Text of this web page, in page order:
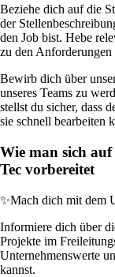
Beziehe dich auf die
der
den Job bist. Hebe
zu den Anforderungen
Bewirb dich über
unseres Teams zu
stellst du sicher, dass
sie schnell bearbeiten
Wie man sich
Tec vorbereitet
✨Mach dich mit dem
Informiere dich über
Projekte im
Unternehmenswerte
kannst.